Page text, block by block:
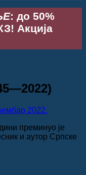
: до 50%
Акција
2022.
преминуо је
и аутор Српске